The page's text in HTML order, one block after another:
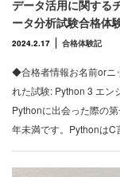
データ活用に関する
ータ分析試験合格体
2024.2.17 合格体験記
◆合格者情報お名前orニ
れた試験: Python 3 エン
Pythonに出会った際の
年未満です。Pythonは